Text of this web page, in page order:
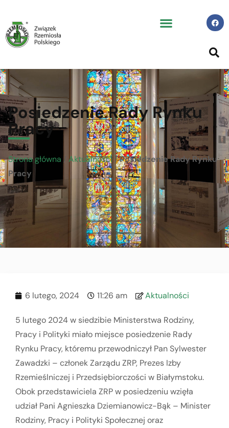
Posiedzenie Rady Rynku
Pracy
Strona główna / Aktualności/Posiedzenie Rady Rynku
Pracy
6 lutego, 2024 11:26 am Aktualności
5 lutego 2024 w siedzibie Ministerstwa Rodziny,
Pracy i Polityki miało miejsce posiedzenie Rady
Rynku Pracy, któremu przewodniczył Pan Sylwester
Zawadzki – członek Zarządu ZRP, Prezes Izby
Rzemieślniczej i Przedsiębiorczości w Białymstoku.
Obok przedstawiciela ZRP w posiedzeniu wzięła
udział Pani Agnieszka Dziemianowicz-Bąk – Minister
Rodziny, Pracy i Polityki Społecznej oraz